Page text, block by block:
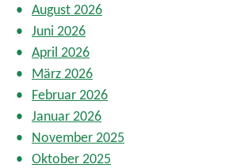
B
e
i
t
r
ä
g
e
August 2026
Juni 2026
April 2026
März 2026
Februar 2026
Januar 2026
November 2025
Oktober 2025